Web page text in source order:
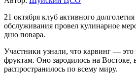
21 октября клуб активного
обслуживания провел кулинарное
дню повара.
Участники узнали, что карвинг —
фруктам. Оно зародилось на Востоке,
распространилось по всему миру.